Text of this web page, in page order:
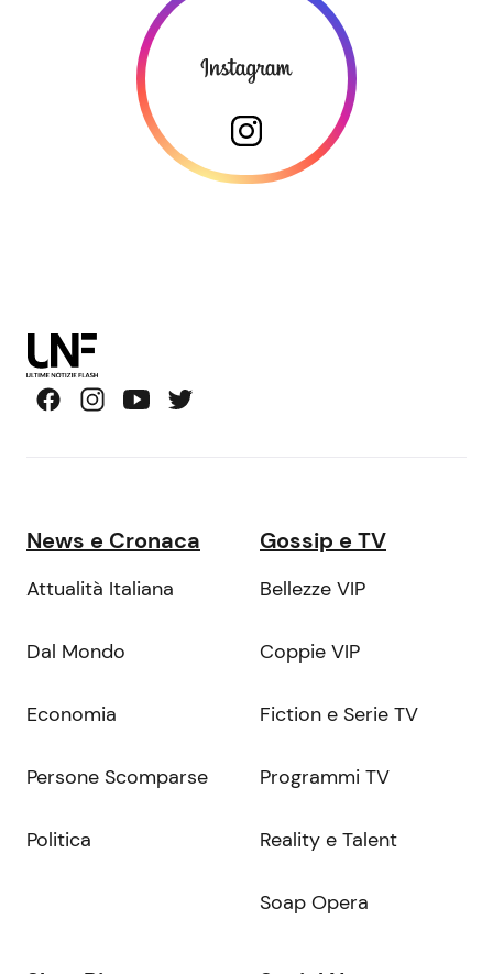
News e Cronaca
Attualità Italiana
Dal Mondo
Economia
Persone Scomparse
Politica
Gossip e TV
Bellezze VIP
Coppie VIP
Fiction e Serie TV
Programmi TV
Reality e Talent
Soap Opera